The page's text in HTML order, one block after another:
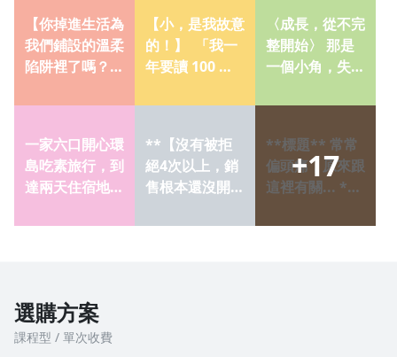
值端午時節，
作計劃 相
【你掉進生活為
我們鋪設的溫柔
陷阱裡了嗎？】
同的道路上，
日子。 ​
【小，是我故意
的！】 ​ 「我一
年要讀 100 本
年每天都要跑 5
〈成長，從不完
整開始〉 那是
一個小角，失落
地待在角落，等
帶它一起滾動。
一家六口開心環
島吃素旅行，到
達兩天住宿地點
餐也提早告知早
**【沒有被拒
絕4次以上，銷
售根本還沒開
外一項研究統
**標題** 常常
偏頭痛，原來跟
這裡有關... **
個整復按摩師。
+17
選購方案
課程型 / 單次收費